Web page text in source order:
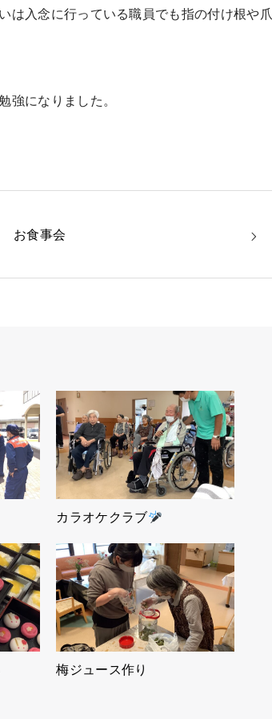
は入念に行っている職員でも指の付け根や爪
強になりました。
お食事会
カラオケクラブ
梅ジュース作り